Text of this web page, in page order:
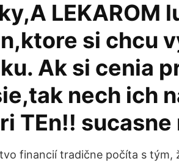
LEKAROM
si chcu
Ak si cenia
nech ich
TEn!!
financií tradične počíta s tým,